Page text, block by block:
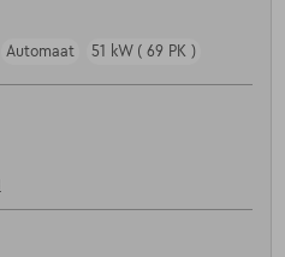
Automaat 51 kW ( 69 PK )